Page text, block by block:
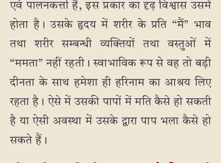
एवं पालनकर्त्ता हैं, इस प्रकार का दृढ़ विश्वास उसमें
होता है। उसके हृदय में शरीर के प्रति “मैं” भाव
तथा शरीर सम्बन्धी व्यक्तियों तथा वस्तुओं में
“ममता” नहीं रहती। स्वाभाविक रूप से वह तो बड़ी
दीनता के साथ हमेशा ही हरिनाम का आश्रय लिए
रहता है। ऐसे में उसकी पापों में मति कैसे हो सकती
है या ऐसी अवस्था में उसके द्वारा पाप भला कैसे हो
सकते हैं।